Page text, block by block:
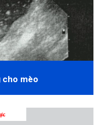
cho mèo